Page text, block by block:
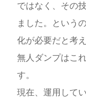
ではなく、その
ました。という
化が必要だと考
無人ダンプはこ
す。
現在、運用して